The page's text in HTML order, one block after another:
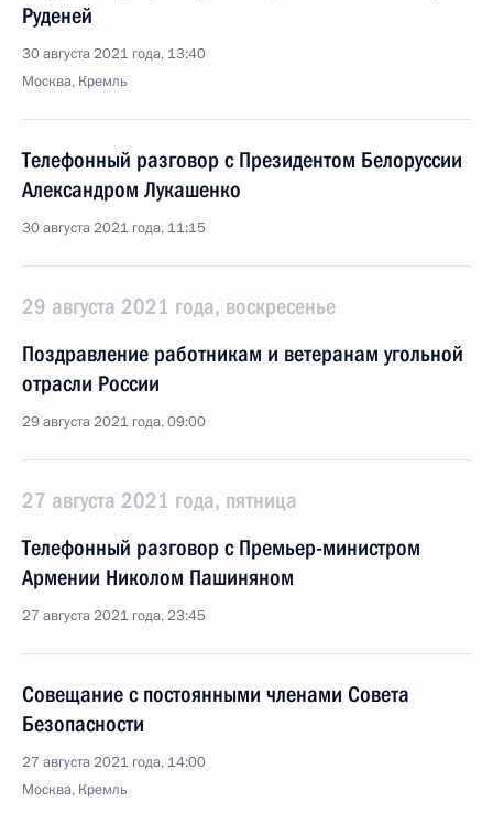
Руденей
30 августа 2021 года, 13:40
Москва, Кремль
Телефонный разговор с Президентом Белоруссии
Александром Лукашенко
30 августа 2021 года, 11:15
29 августа 2021 года, воскресенье
Поздравление работникам и ветеранам угольной
отрасли России
29 августа 2021 года, 09:00
27 августа 2021 года, пятница
Телефонный разговор с Премьер-министром
Армении Николом Пашиняном
27 августа 2021 года, 23:45
Совещание с постоянными членами Совета
Безопасности
27 августа 2021 года, 14:00
Москва, Кремль